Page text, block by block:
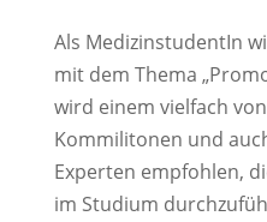
Als MedizinstudentIn
mit dem Thema
wird einem vielfach
Kommilitonen und
Experten empfohlen,
im Studium